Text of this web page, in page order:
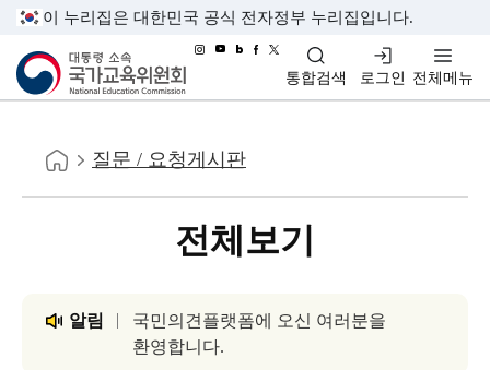
이 누리집은 대한민국 공식 전자정부 누리집입니다.
대통령소속 국가교육위원회
통합검색 로그인 전체메뉴
홈
질문 / 요청게시판
전체보기
알림
국민의견플랫폼에 오신 여러분을
환영합니다.